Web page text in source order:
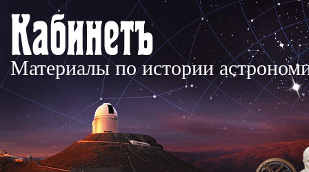
Материалы по истории